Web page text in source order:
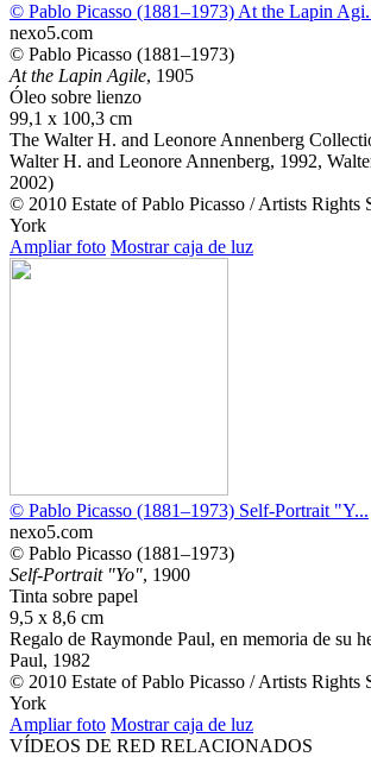
© Pablo Picasso (1881–1973) At the Lapin
nexo5.com
© Pablo Picasso (1881–1973)
At the Lapin Agile, 1905
Óleo sobre lienzo
99,1 x 100,3 cm
The Walter H. and Leonore Annenberg
Walter H. and Leonore Annenberg, 1992,
2002)
© 2010 Estate of Pablo Picasso / Artists
York
Ampliar foto Mostrar caja de luz
© Pablo Picasso (1881–1973) Self-Portrait "Y...
nexo5.com
© Pablo Picasso (1881–1973)
Self-Portrait "Yo", 1900
Tinta sobre papel
9,5 x 8,6 cm
Regalo de Raymonde Paul, en memoria de su
Paul, 1982
© 2010 Estate of Pablo Picasso / Artists
York
Ampliar foto Mostrar caja de luz
VÍDEOS DE RED RELACIONADOS